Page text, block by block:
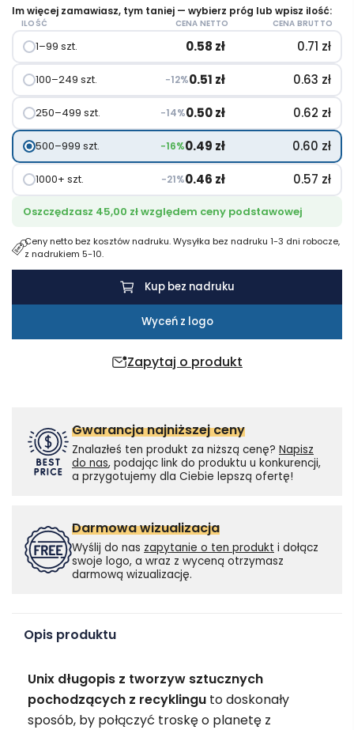
długopis
z
tworzyw
sztucznych
pochodzących
recyklingu
Zapytaj o produkt
Im więcej zamawiasz, tym taniej — wybierz próg lub wpisz ilość:
ILOŚĆ CENA NETTO CENA BRUTTO
1–99 szt. 0.58 zł 0.71 zł
100–249 szt. −12%0.51 zł 0.63 zł
250–499 szt. −14%0.50zł 0.62 zł
500–999 szt. −16%0.49 zł 0.60 zł
1000+ szt. −21%0.46 zł 0.57 zł
Oszczędzasz 45,00 zł względem ceny podstawowej
Ceny netto bez kosztów nadruku. Wysyłka bez nadruku 1-3 dni robocze,
z nadrukiem 5-10.
Kup bez nadruku
Wyceń z logo
Gwarancja najniższej ceny
Znalazłeś ten produkt za niższą cenę? Napisz
do nas, podając link do produktu u konkurencji,
a przygotujemy dla Ciebie lepszą ofertę!
Darmowa wizualizacja
Wyślij do nas zapytanie o ten produkt i dołącz
swoje logo, a wraz z wyceną otrzymasz
darmową wizualizację.
Opis produktu
Unix długopis z tworzyw sztucznych
pochodzących z recyklingu to doskonały
sposób, by połączyć troskę o planetę z